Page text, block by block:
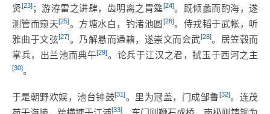
贤[23]；游洊雷之讲肆，齿明离之胄筵[24]。既倾蠡而酌海，遂
测管而窥天[25]。方塘水白，钓渚池圆 [26]。侍戎韬于武帐，听
雅曲于文弦[27]。乃解悬而通籍，遂崇文而会武[28]。居笠毂而
掌兵，出兰池而典午[29]。论兵于江汉之君，拭玉于西河之主
[30]。
于是朝野欢娱，池台钟鼓[31]。里为冠盖，门成邹鲁 [32]。连茂
[33]